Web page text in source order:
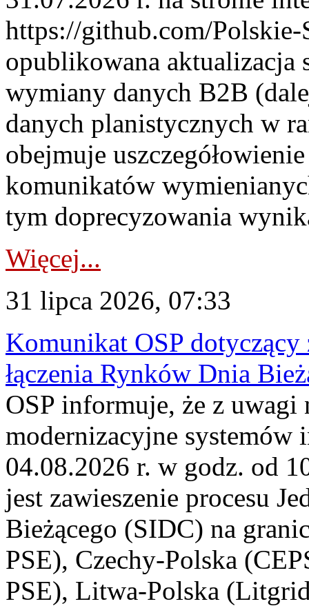
https://github.com/Polskie-
opublikowana aktualizacja
wymiany danych B2B
danych planistycznych w
obejmuje
komunikatów
tym doprecyzowania
Więcej...
31 lipca 2026, 07:33
Komunikat OSP dotyczący
łączenia Rynków Dnia
OSP informuje, że z uwagi
modernizacyjne
04.08.2026 r. w godz. od
jest zawieszenie procesu
Bieżącego (SIDC) na
PSE), Czechy-Polska
PSE), Litwa-Polska